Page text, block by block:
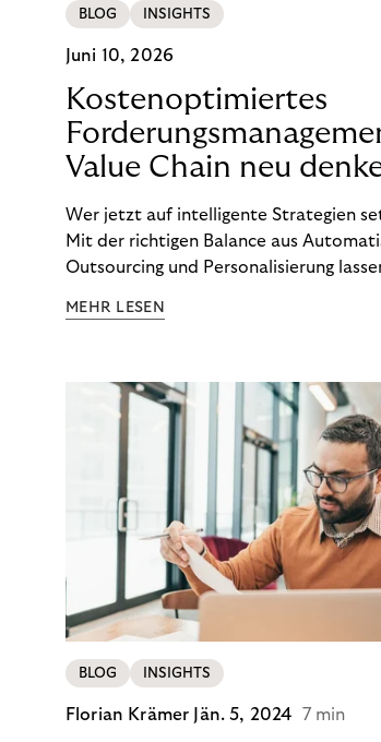
BLOG INSIGHTS
Juni 10, 2026
Kostenoptimiertes
Value Chain neu
Wer jetzt auf intelligente Strategien
Mit der richtigen Balance aus
Outsourcing und Personalisierung
Ergebnisse sichern. Riverty zeigt, wie
MEHR LESEN
BLOG INSIGHTS
Florian Krämer Jän. 5, 2024 7 min